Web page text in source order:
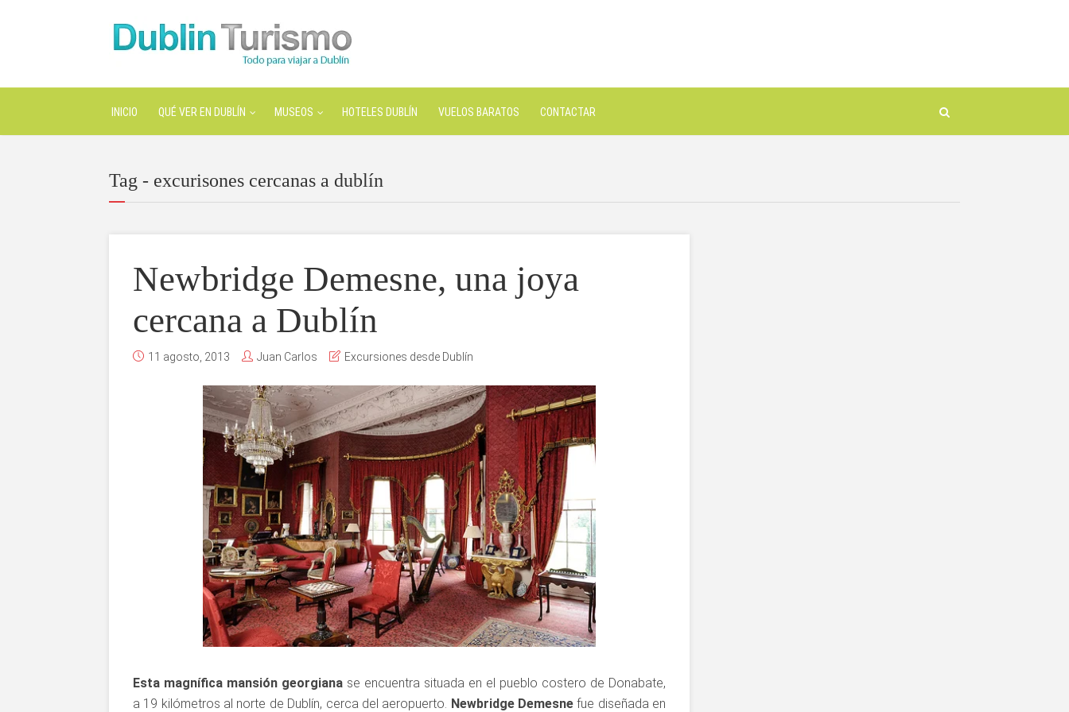
INICIO QUÉ VER EN DUBLÍN MUSEOS HOTELES DUBLÍN VUELOS BARATOS CONTACTAR
Tag - excurisones cercanas a dublín
Newbridge Demesne, una joya
cercana a Dublín
11 agosto, 2013 Juan Carlos Excursiones desde Dublín
Esta magnífica mansión georgiana se encuentra situada en el pueblo costero de Donabate,
a 19 kilómetros al norte de Dublín, cerca del aeropuerto. Newbridge Demesnefue diseñada en